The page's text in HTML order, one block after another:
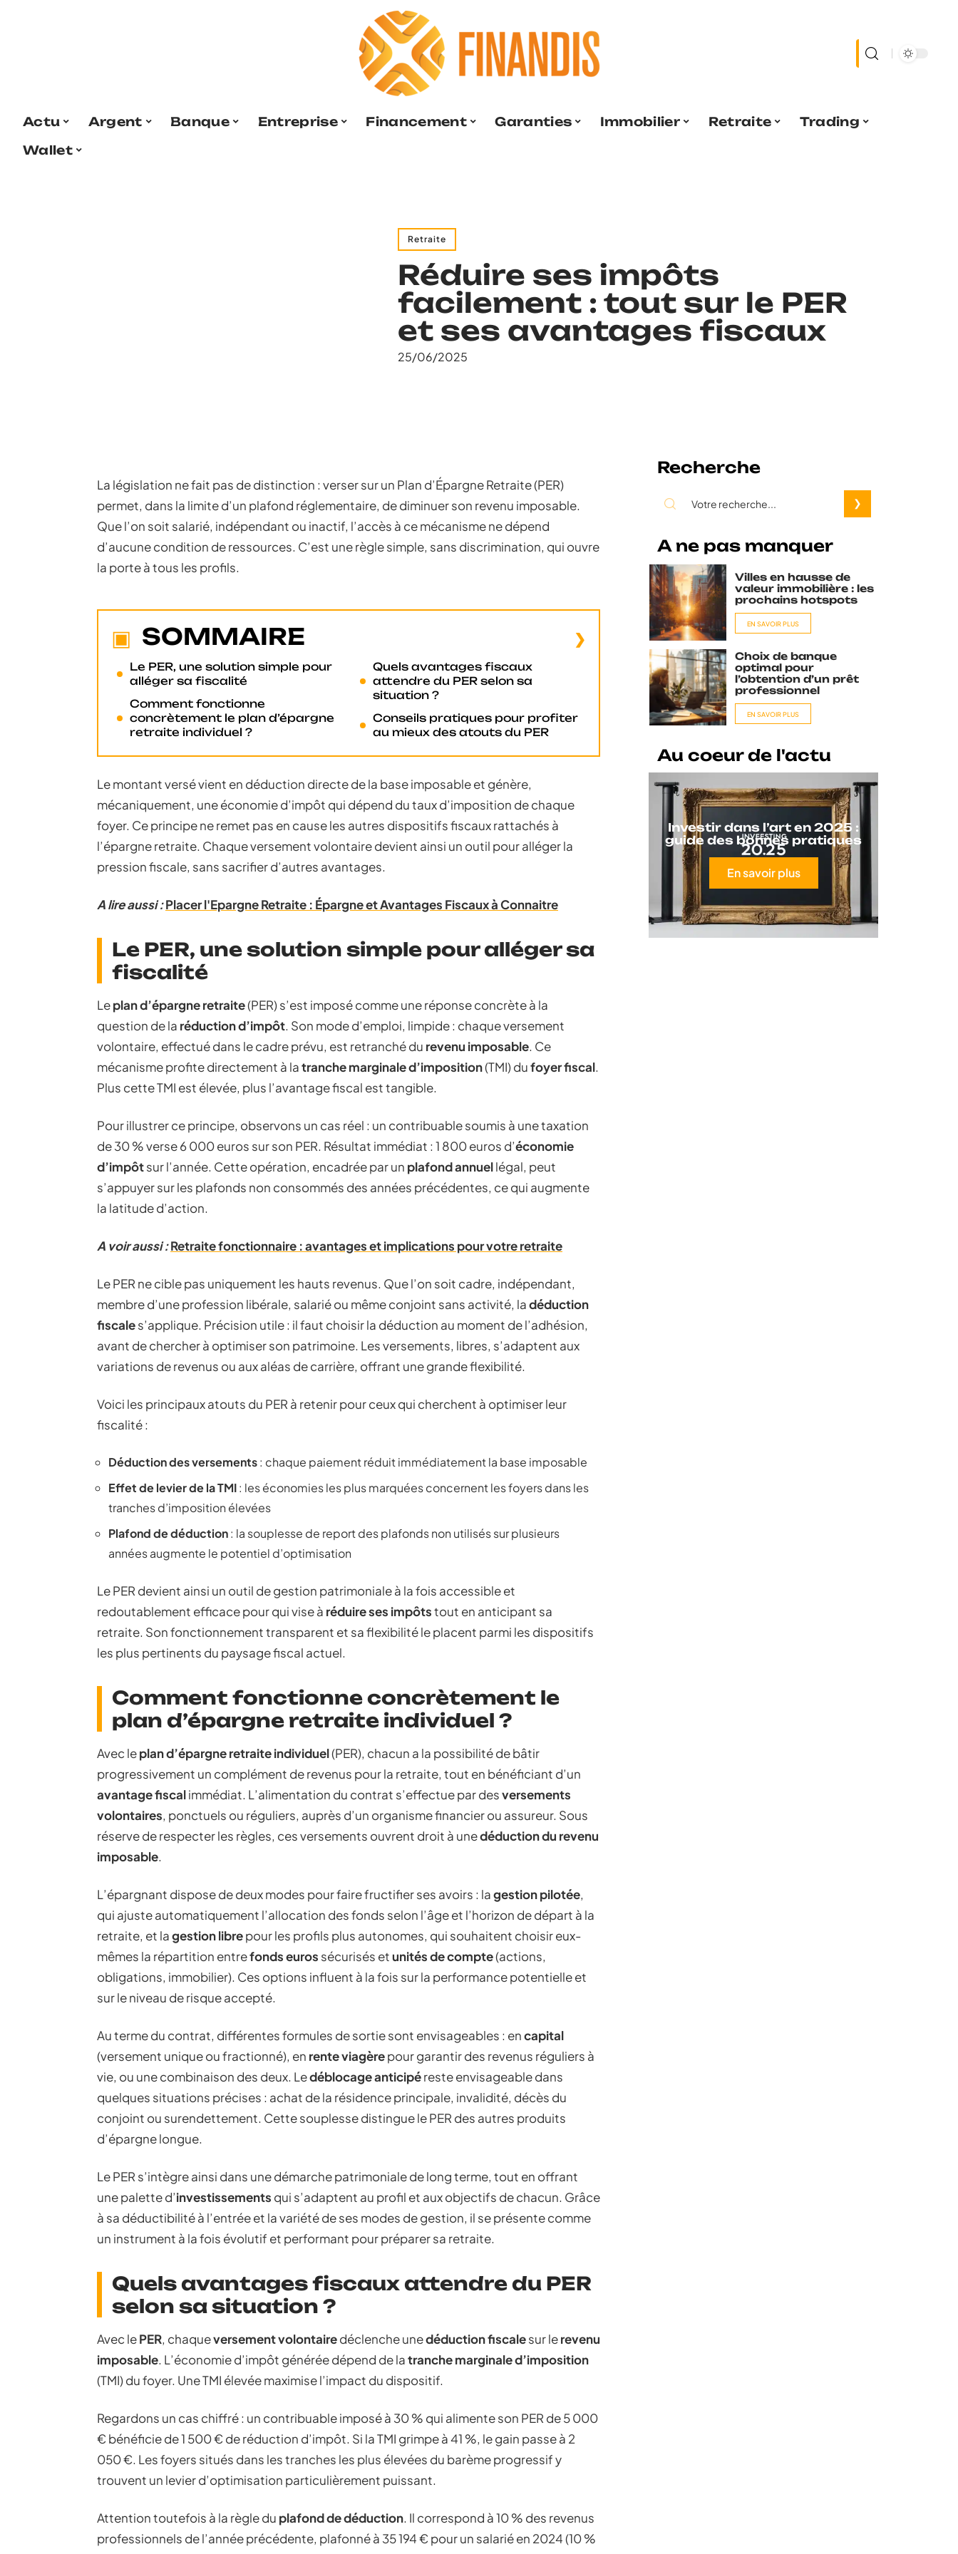
Actu Argent Banque Entreprise Financement Garanties Immobilier Retraite
Trading
Wallet
Retraite
Réduire ses impôts
facilement : tout sur le PER
et ses avantages fiscaux
25/06/2025
La législation ne fait pas de distinction : verser sur un Plan d’Épargne Retraite (PER)
permet, dans la limite d’un plafond réglementaire, de diminuer son revenu imposable.
Que l’on soit salarié, indépendant ou inactif, l’accès à ce mécanisme ne dépend
d’aucune condition de ressources. C’est une règle simple, sans discrimination, qui ouvre
la porte à tous les profils.
SOMMAIRE
Le PER, une solution simple pour
alléger sa fiscalité
Comment fonctionne
concrètement le plan d’épargne
retraite individuel ?
Quels avantages fiscaux
attendre du PER selon sa
situation ?
Conseils pratiques pour profiter
au mieux des atouts du PER
Le montant versé vient en déduction directe de la base imposable et génère,
mécaniquement, une économie d’impôt qui dépend du taux d’imposition de chaque
foyer. Ce principe ne remet pas en cause les autres dispositifs fiscaux rattachés à
l’épargne retraite. Chaque versement volontaire devient ainsi un outil pour alléger la
pression fiscale, sans sacrifier d’autres avantages.
A lire aussi :Placer l'Epargne Retraite : Épargne et Avantages Fiscaux à Connaitre
Le PER, une solution simple pour alléger sa
fiscalité
Leplan d’épargne retraite(PER) s’est imposé comme une réponse concrète à la
question de la réduction d’impôt. Son mode d’emploi, limpide : chaque versement
volontaire, effectué dans le cadre prévu, est retranché du revenu imposable. Ce
mécanisme profite directement à latranche marginale d’imposition(TMI) dufoyer fiscal.
Plus cette TMI est élevée, plus l’avantage fiscal est tangible.
Pour illustrer ce principe, observons un cas réel : un contribuable soumis à une taxation
de 30 % verse 6 000 euros sur son PER. Résultat immédiat : 1 800 euros d’économie
d’impôtsur l’année. Cette opération, encadrée par un plafond annuellégal, peut
s’appuyer sur les plafonds non consommés des années précédentes, ce qui augmente
la latitude d’action.
A voir aussi :Retraite fonctionnaire : avantages et implications pour votre retraite
Le PER ne cible pas uniquement les hauts revenus. Que l’on soit cadre, indépendant,
membre d’une profession libérale, salarié ou même conjoint sans activité, ladéduction
fiscales’applique. Précision utile : il faut choisir la déduction au moment de l’adhésion,
avant de chercher à optimiser son patrimoine. Les versements, libres, s’adaptent aux
variations de revenus ou aux aléas de carrière, offrant une grande flexibilité.
Voici les principaux atouts du PER à retenir pour ceux qui cherchent à optimiser leur
fiscalité :
Déduction des versements: chaque paiement réduit immédiatement la base imposable
Effet de levier de la TMI: les économies les plus marquées concernent les foyers dans les
tranches d’imposition élevées
Plafond de déduction: la souplesse de report des plafonds non utilisés sur plusieurs
années augmente le potentiel d’optimisation
Le PER devient ainsi un outil de gestion patrimoniale à la fois accessible et
redoutablement efficace pour qui vise à réduire ses impôtstout en anticipant sa
retraite. Son fonctionnement transparent et sa flexibilité le placent parmi les dispositifs
les plus pertinents du paysage fiscal actuel.
Comment fonctionne concrètement le
plan d’épargne retraite individuel ?
Avec leplan d’épargne retraite individuel(PER), chacun a la possibilité de bâtir
progressivement un complément de revenus pour la retraite, tout en bénéficiant d’un
avantage fiscalimmédiat. L’alimentation du contrat s’effectue par desversements
volontaires, ponctuels ou réguliers, auprès d’un organisme financier ou assureur. Sous
réserve de respecter les règles, ces versements ouvrent droit à unedéduction du revenu
imposable.
L’épargnant dispose de deux modes pour faire fructifier ses avoirs : lagestion pilotée,
qui ajuste automatiquement l’allocation des fonds selon l’âge et l’horizon de départ à la
retraite, et lagestion librepour les profils plus autonomes, qui souhaitent choisir eux-
mêmes la répartition entrefonds euros sécurisés etunités de compte(actions,
obligations, immobilier). Ces options influent à la fois sur la performance potentielle et
sur le niveau de risque accepté.
Au terme du contrat, différentes formules de sortie sont envisageables : encapital
(versement unique ou fractionné), en rente viagèrepour garantir des revenus réguliers à
vie, ou une combinaison des deux. Ledéblocage anticipéreste envisageable dans
quelques situations précises : achat de la résidence principale, invalidité, décès du
conjoint ou surendettement. Cette souplesse distingue le PER des autres produits
d’épargne longue.
Le PER s’intègre ainsi dans une démarche patrimoniale de long terme, tout en offrant
une palette d’investissements qui s’adaptent au profil et aux objectifs de chacun. Grâce
à sa déductibilité à l’entrée et la variété de ses modes de gestion, il se présente comme
un instrument à la fois évolutif et performant pour préparer sa retraite.
Quels avantages fiscaux attendre du PER
selon sa situation ?
Avec lePER, chaqueversement volontairedéclenche unedéduction fiscalesur lerevenu
imposable. L’économie d’impôt générée dépend de latranche marginale d’imposition
(TMI) du foyer. Une TMI élevée maximise l’impact du dispositif.
Regardons un cas chiffré : un contribuable imposé à 30 % qui alimente son PER de 5 000
€ bénéficie de 1 500 € de réduction d’impôt. Si la TMI grimpe à 41 %, le gain passe à 2
050 €. Les foyers situés dans les tranches les plus élevées du barème progressif y
trouvent un levier d’optimisation particulièrement puissant.
Attention toutefois à la règle du plafond de déduction. Il correspond à 10 % des revenus
professionnels de l’année précédente, plafonné à 35 194 € pour un salarié en 2024 (10 %
Recherche
A ne pas manquer
Villes en hausse de
valeur immobilière : les
prochains hotspots
EN SAVOIR PLUS
Choix de banque
optimal pour
l’obtention d’un prêt
professionnel
EN SAVOIR PLUS
Au coeur de l'actu
Investir dans l’art en 2025 :
guide des bonnes pratiques
En savoir plus